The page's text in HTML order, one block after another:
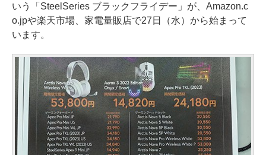
いう「SteelSeries ブラックフライデー」が、Amazon.c
o.jpや楽天市場、家電量販店で27日（水）から始まって
います。